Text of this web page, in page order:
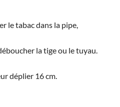
le tabac dans la pipe,
la tige ou le tuyau.
déplier 16 cm.